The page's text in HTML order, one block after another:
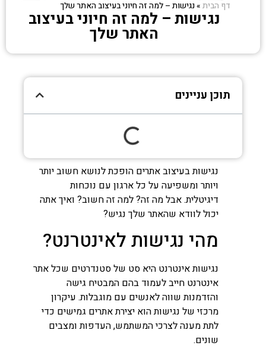
נגישות – למה זה חיוני בעיצוב
האתר שלך
דף הבית »נגישות – למה זה חיוני בעיצוב האתר שלך
תוכן עניינים
נגישות בעיצוב אתרים הופכת לנושא חשוב יותר
ויותר ומשפיעה על כל ארגון עם נוכחות
דיגיטלית. אבל מה זה? למה זה חשוב? ואיך אתה
יכול לוודא שהאתר שלך נגיש?
מהי נגישות לאינטרנט?
נגישות אינטרנט היא סט של סטנדרטים שכל אתר
אינטרנט חייב לעמוד בהם המבטיח גישה
והזדמנות שווה לאנשים עם מוגבלות. עיקרון
מרכזי של נגישות הוא יצירת אתרים גמישים כדי
לתת מענה לצרכי המשתמש, העדפות ומצבים
שונים.